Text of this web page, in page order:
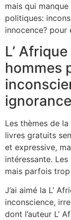
mais qui
politiques:
innocence?
L’
hommes
Les thèmes de
livres gratuits
et expressive,
intéressante.
mais parfois
J’ai aimé la L’
inconscience,
dont l’auteur L’